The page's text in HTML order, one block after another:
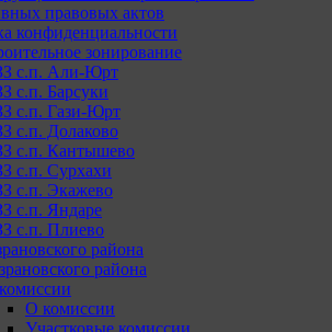
правовых актов
конфиденциальности
зонирование
с.п. Али-Юрт
с.п. Барсуки
с.п. Гази-Юрт
с.п. Долаково
с.п. Кантышево
с.п. Сурхахи
с.п. Экажево
с.п. Яндаре
с.п. Плиево
района
района
О комиссии
Участковые комиссии